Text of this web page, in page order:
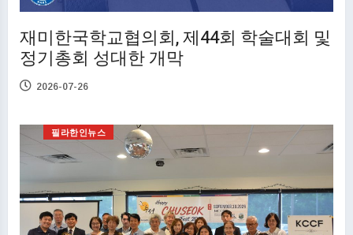
재미한국학교협의회, 제44회 학술대회 및
정기총회 성대한 개막
2026-07-26
필라한인뉴스